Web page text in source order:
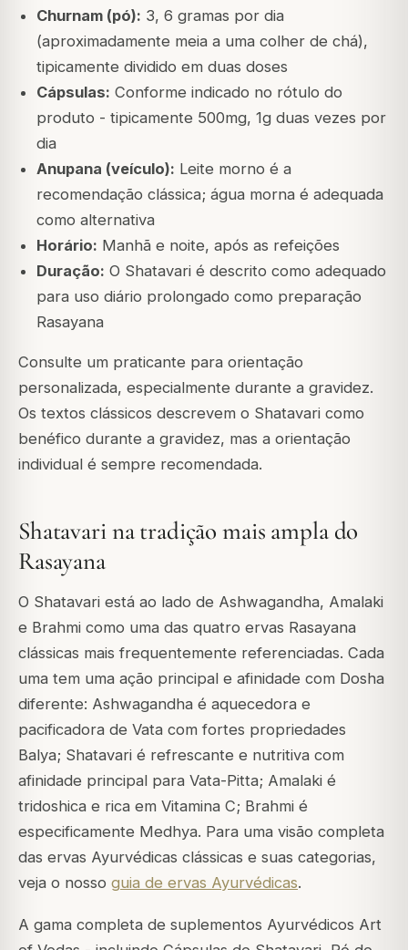
Churnam (pó): 3, 6 gramas por dia
(aproximadamente meia a uma colher de chá),
tipicamente dividido em duas doses
Cápsulas: Conforme indicado no rótulo do
produto - tipicamente 500mg, 1g duas vezes por
dia
Anupana (veículo): Leite morno é a
recomendação clássica; água morna é adequada
como alternativa
Horário: Manhã e noite, após as refeições
Duração: O Shatavari é descrito como adequado
para uso diário prolongado como preparação
Rasayana
Consulte um praticante para orientação
personalizada, especialmente durante a gravidez.
Os textos clássicos descrevem o Shatavari como
benéfico durante a gravidez, mas a orientação
individual é sempre recomendada.
Shatavari na tradição mais ampla do
Rasayana
O Shatavari está ao lado de Ashwagandha, Amalaki
e Brahmi como uma das quatro ervas Rasayana
clássicas mais frequentemente referenciadas. Cada
uma tem uma ação principal e afinidade com Dosha
diferente: Ashwagandha é aquecedora e
pacificadora de Vata com fortes propriedades
Balya; Shatavari é refrescante e nutritiva com
afinidade principal para Vata-Pitta; Amalaki é
tridoshica e rica em Vitamina C; Brahmi é
especificamente Medhya. Para uma visão completa
das ervas Ayurvédicas clássicas e suas categorias,
veja o nosso guia de ervas Ayurvédicas.
A gama completa de suplementos Ayurvédicos Art